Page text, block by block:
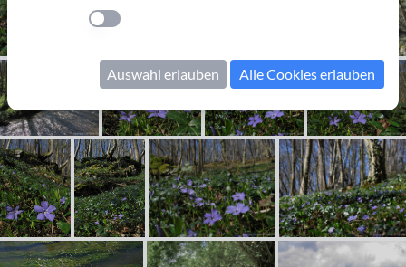
Einstellung anwenden
Auswahl erlauben Alle Cookies erlauben